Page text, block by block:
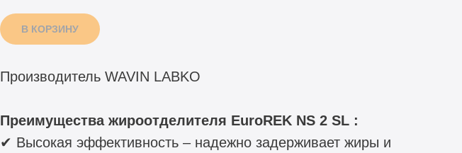
В КОРЗИНУ
Производитель WAVIN LABKO
Преимущества жироотделителя EuroREK NS 2 SL :
✔ Высокая эффективность – надежно задерживает жиры и